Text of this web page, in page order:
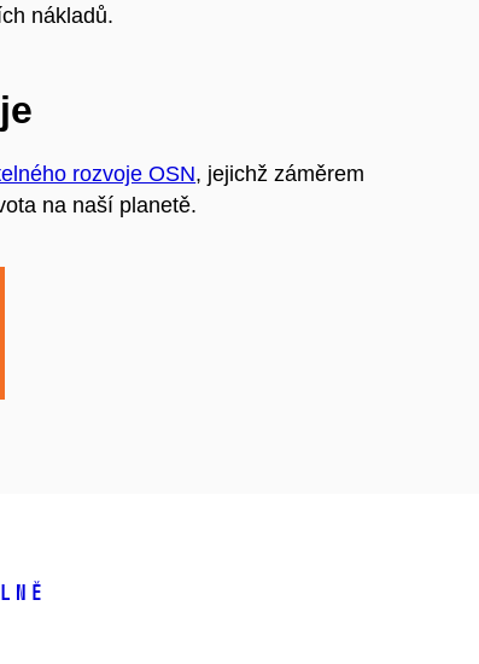
nákladů.
rozvoje OSN, jejichž záměrem
na naší planetě.